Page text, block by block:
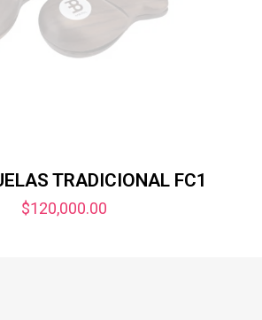
TRADICIONAL FC1
$120,000.00